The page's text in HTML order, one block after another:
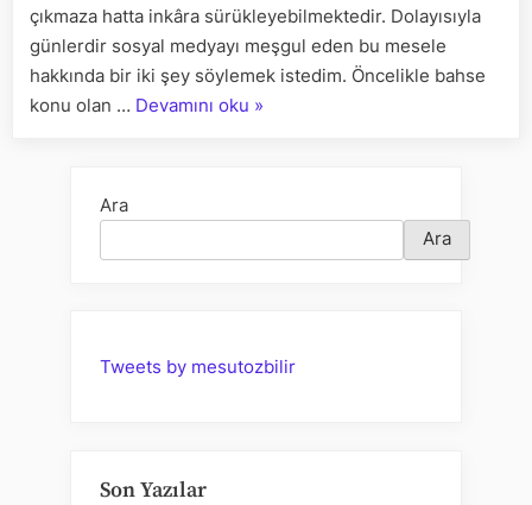
çıkmaza hatta inkâra sürükleyebilmektedir. Dolayısıyla
günlerdir sosyal medyayı meşgul eden bu mesele
hakkında bir iki şey söylemek istedim. Öncelikle bahse
konu olan … Devamını oku ““KADINLARIN
EKSİKTİR”
»
Ara
Ara
Tweets by mesutozbilir
Son Yazılar